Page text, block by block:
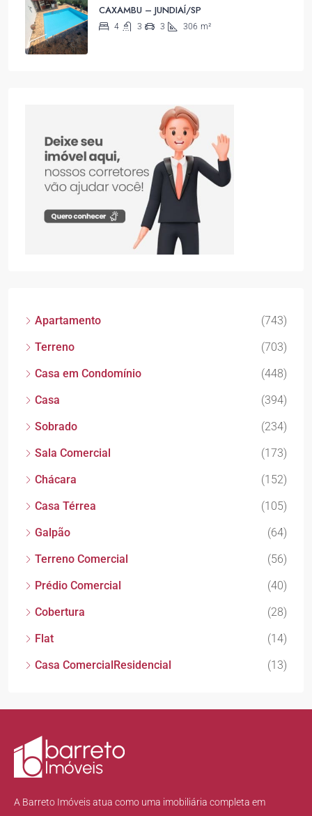
CAXAMBU – JUNDIAÍ/SP
4 3 3 306 m²
Apartamento
(743)
Terreno
(703)
Casa em Condomínio
(448)
Casa
(394)
Sobrado
(234)
Sala Comercial
(173)
Chácara
(152)
Casa Térrea
(105)
Galpão
(64)
Terreno Comercial
(56)
Prédio Comercial
(40)
Cobertura
(28)
Flat
(14)
Casa ComercialResidencial
(13)
A Barreto Imóveis atua como uma imobiliária completa em